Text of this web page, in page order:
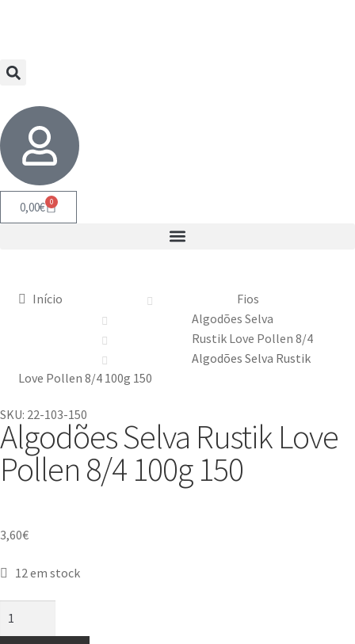
0,00€ 0
Início
Fios
Algodões Selva
Rustik Love Pollen 8/4
Algodões Selva Rustik
Love Pollen 8/4 100g 150
SKU: 22-103-150
Algodões Selva Rustik Love
Pollen 8/4 100g 150
3,60€
12 em stock